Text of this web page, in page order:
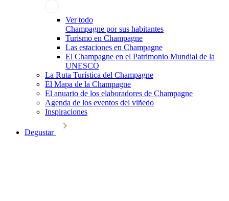
Ver todo
Champagne por sus habitantes
Turismo en Champagne
Las estaciones en Champagne
El Champagne en el Patrimonio Mundial de la
UNESCO
La Ruta Turística del Champagne
El Mapa de la Champagne
El anuario de los elaboradores de Champagne
Agenda de los eventos del viñedo
Inspiraciones
Degustar